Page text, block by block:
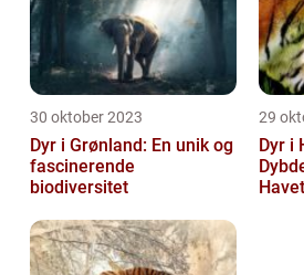
30 oktober 2023
Dyr i Grønland: En unik og
fascinerende
biodiversitet
29
Dyr i